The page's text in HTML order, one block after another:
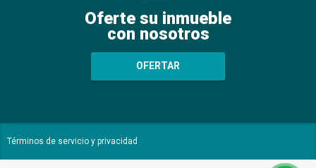
Oferte su inmueble
con nosotros
OFERTAR
Términos de servicio y privacidad